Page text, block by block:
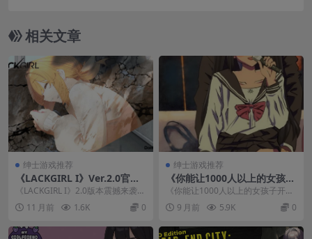
相关文章
绅士游戏推荐
《LACKGIRL I》Ver.2.0官方
中文版发布：沉浸式多线叙事
ADV，7位女主命运由你掌控
《LACKGIRL I》2.0版本震撼来袭！
这款由Lunar Studio历时三...
11 月前 1.6K 0
绅士游戏推荐
《你能让1000人以上的女孩子
开心吗？》V2.0 DL官方中文
版下载 | 像素沙盒SLG PC游
戏
《你能让1000人以上的女孩子开心
吗？》是一款融合像素风格、沙盒
建造与角色互动的...
9 月前 5.9K 0